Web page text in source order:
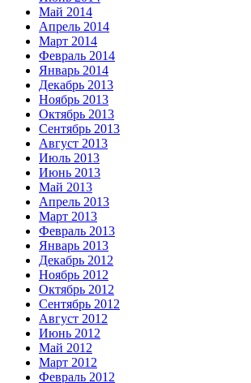
Май 2014
Апрель 2014
Март 2014
Февраль 2014
Январь 2014
Декабрь 2013
Ноябрь 2013
Октябрь 2013
Сентябрь 2013
Август 2013
Июль 2013
Июнь 2013
Май 2013
Апрель 2013
Март 2013
Февраль 2013
Январь 2013
Декабрь 2012
Ноябрь 2012
Октябрь 2012
Сентябрь 2012
Август 2012
Июнь 2012
Май 2012
Март 2012
Февраль 2012